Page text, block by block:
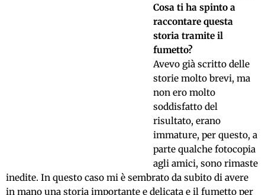
Cosa ti ha spinto a
raccontare questa
storia tramite il
fumetto?
Avevo già scritto delle
storie molto brevi, ma
non ero molto
soddisfatto del
risultato, erano
immature, per questo, a
parte qualche fotocopia
agli amici, sono rimaste
inedite. In questo caso mi è sembrato da subito di avere
in mano una storia importante e delicata e il fumetto per